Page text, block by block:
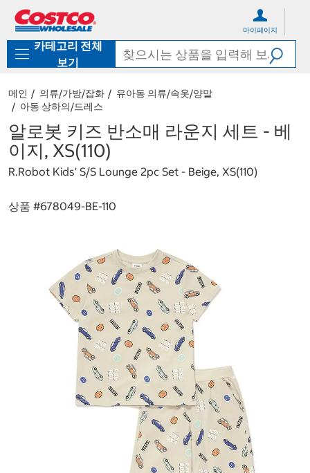
로
기
가
마이페이지
카테고리 전체
보기
메인 의류/가방/잡화
유아동 의류/속옷/양말
아동 상하의/드레스
알로봇 키즈 반소매 라운지 세트 - 베
이지, XS(110)
R.Robot Kids' S/S Lounge 2pc Set - Beige, XS(110)
상품 #678049-BE-110